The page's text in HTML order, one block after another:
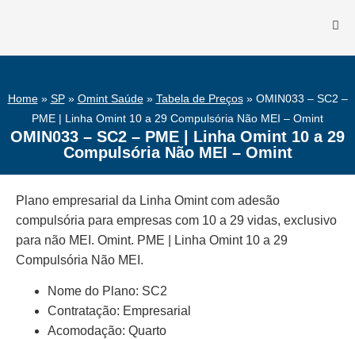
Home» SP» Omint Saúde» Tabela de Preços» OMIN033 – SC2 –
PME | Linha Omint 10 a 29 Compulsória Não MEI – Omint
OMIN033 – SC2 – PME | Linha Omint 10 a 29
Compulsória Não MEI – Omint
Plano empresarial da Linha Omint com adesão
compulsória para empresas com 10 a 29 vidas, exclusivo
para não MEI. Omint. PME | Linha Omint 10 a 29
Compulsória Não MEI.
Nome do Plano: SC2
Contratação: Empresarial
Acomodação: Quarto